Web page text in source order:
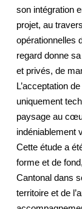
son intégration
projet, au
opérationnelles
regard donne
et privés, de
L’acceptation
uniquement
paysage au
indéniablement
Cette étude a
forme et de
Cantonal dans
territoire et de